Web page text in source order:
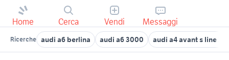
Home Cerca Vendi Messaggi
Ricerche audi a6 berlina audi a6 3000 audi a4 avant s line